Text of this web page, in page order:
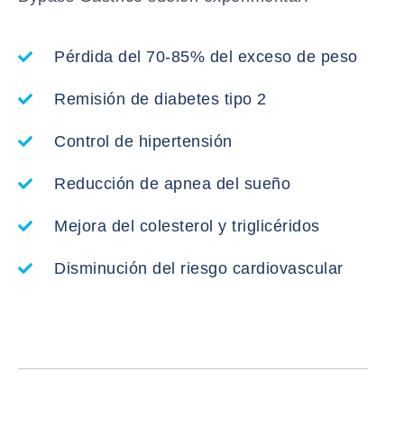
Pérdida del 70-85% del exceso de peso
Remisión de diabetes tipo 2
Control de hipertensión
Reducción de apnea del sueño
Mejora del colesterol y triglicéridos
Disminución del riesgo cardiovascular